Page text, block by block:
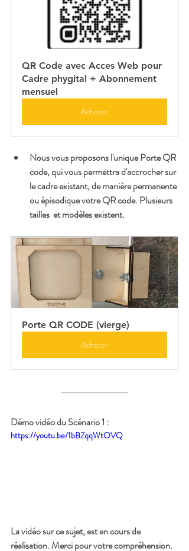
QR Code avec Acces Web pour
Cadre phygital + Abonnement
mensuel
Acheter
Nous vous proposons l'unique Porte QR
code, qui vous permettra d'accrocher sur
le cadre existant, de manière permanente
ou épisodique votre QR code. Plusieurs
tailles  et modèles existent.
Porte QR CODE (vierge)
Acheter
Démo vidéo du Scénario 1 :
https://youtu.be/1bBZqqWtOVQ
La vidéo sur ce sujet, est en cours de
réalisation. Merci pour votre compréhension.